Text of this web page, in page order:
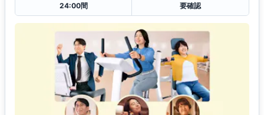
24:00間
要確認